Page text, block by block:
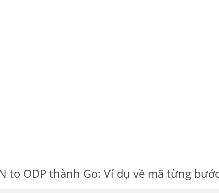
to ODP thành Go: Ví dụ về mã từng